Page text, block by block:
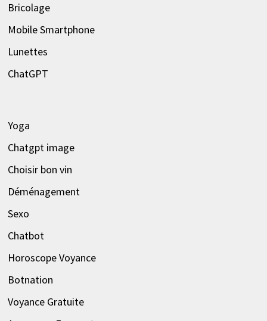
Bricolage
Mobile Smartphone
Lunettes
ChatGPT
Yoga
Chatgpt image
Choisir bon vin
Déménagement
Sexo
Chatbot
Horoscope Voyance
Botnation
Voyance Gratuite